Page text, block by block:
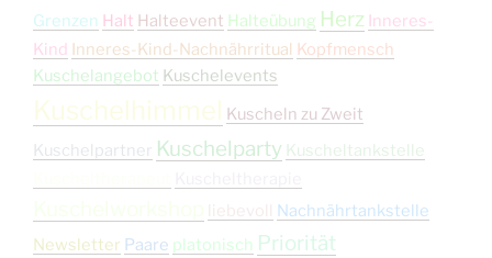
Grenzen Halt Halteevent Halteübung Herz Inneres-
Kind Inneres-Kind-Nachnährritual Kopfmensch
Kuschelangebot Kuschelevents
Kuschelhimmel Kuscheln zu Zweit
Kuschelpartner Kuschelparty Kuscheltankstelle
Nachnährtankstelle
Newsletter Paare platonisch Priorität